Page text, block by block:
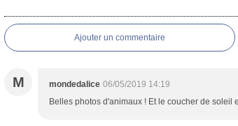
Ajouter un commentaire
M mondedalice 06/05/2019 14:19
Belles photos d'animaux ! Et le coucher de soleil